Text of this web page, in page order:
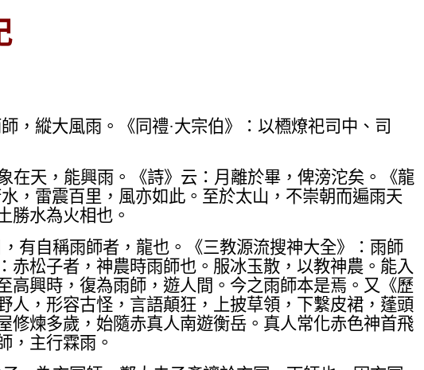
縱大風雨。《同禮·大宗伯》：以槱燎祀司中、司
在天，能興雨。《詩》云：月離於畢，俾滂沱矣。《龍
，雷震百里，風亦如此。至於太山，不崇朝而遍雨天
勝水為火相也。
有自稱雨師者，龍也。《三教源流搜神大全》：雨師
松子者，神農時雨師也。服冰玉散，以教神農。能入
興時，復為雨師，遊人間。今之雨師本是焉。又《歷
，形容古怪，言語顛狂，上披草領，下繫皮裙，蓬頭
煉多歲，始隨赤真人南遊衡岳。真人常化赤色神首飛
，主行霖雨。